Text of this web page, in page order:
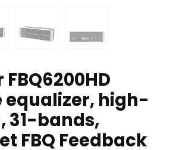
equalizer, high-
31-bands,
FBQ Feedback